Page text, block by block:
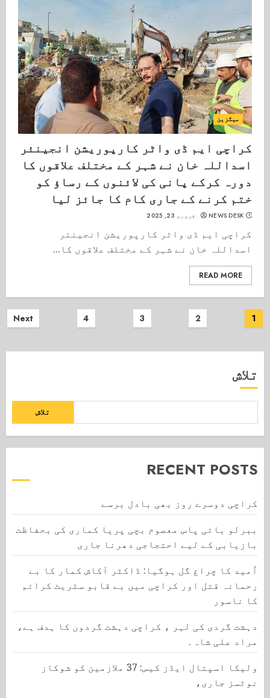
میگزین
کراچی ایم ڈی واٹر کارپوریشن انجینئر
اسداللہ خان نے شہر کے مختلف علاقوں کا
دورہ کرکے پانی کی لائنوں کے رساؤ کو
ختم کرنے کے جاری کام کا جائز لیا
NEWS DESK فروری 23, 2025
کراچی ایم ڈی واٹر کارپوریشن انجینئر
اسداللہ خان نے شہر کے مختلف علاقوں کا...
READ MORE
Posts
1
2
3
4
Next
تلاش
تلاش
RECENT POSTS
کراچی دوسرے روز بھی بادل برسے
ببرلو بائی پاس معصوم بچی پریا کماری کی بحفاظت
بازیابی کے لیے احتجاجی دھرنا جاری
اُمید کا چراغ گل ہوگیا: ڈاکٹر آکاش کمار کا بے
رحمانہ قتل اور کراچی میں بے قابو سٹریٹ کرائم
کا ناسور
دہشت گردی کی لہر ، کراچی دہشت گردوں کا ہدف ہے،
مراد علی شاہ۔
ولیکا اسپتال ایڈز کیس: 37 ملازمین کو شوکاز
نوٹسز جاری،